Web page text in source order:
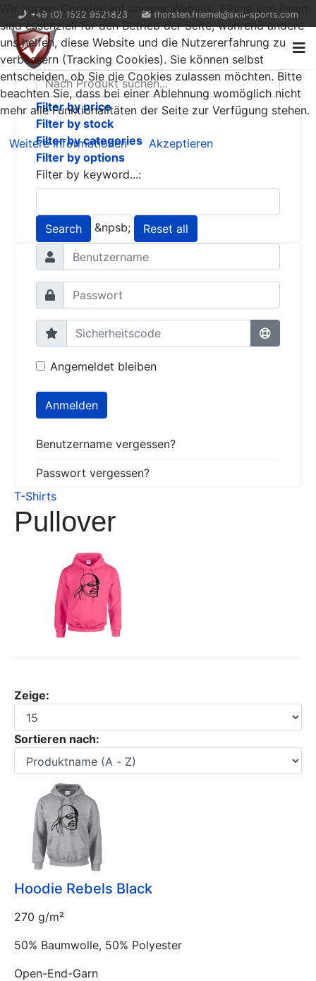
+49 (0) 1522 9521823 thorsten.friemel@skill-sports.com
Filter by price
Filter by stock
Filter by categories
Filter by options
Filter by keyword...:
Search &npsb; Reset all
Angemeldet bleiben
Anmelden
Benutzername vergessen?
Passwort vergessen?
T-Shirts
Pullover
Zeige:
Sortieren nach:
Hoodie Rebels Black
270 g/m²
50% Baumwolle, 50% Polyester
Open-End-Garn
Wir nutzen Cookies auf unserer Website. Einige von ihnen
sind essenziell für den Betrieb der Seite, während andere
uns helfen, diese Website und die Nutzererfahrung zu
verbessern (Tracking Cookies). Sie können selbst
entscheiden, ob Sie die Cookies zulassen möchten. Bitte
beachten Sie, dass bei einer Ablehnung womöglich nicht
mehr alle Funktionalitäten der Seite zur Verfügung stehen.
Weitere Informationen Akzeptieren